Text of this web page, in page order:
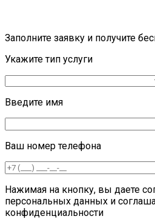
Заполните заявку и получите
Укажите тип услуги
Введите имя
Ваш номер телефона
Нажимая на кнопку, вы даете
персональных данных и
конфиденциальности